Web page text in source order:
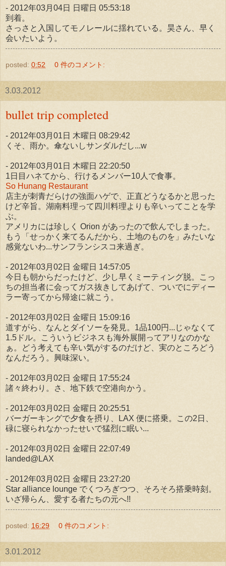
- 2012年03月04日 日曜日 05:53:18
到着。
さっさと入国してモノレールに揺れている。昊さん、早く
会いたいよう。
posted: 0:52 0 件のコメント:
3.03.2012
bullet trip completed
- 2012年03月01日 木曜日 08:29:42
くそ、雨か。傘ないしサンダルだし...w
- 2012年03月01日 木曜日 22:20:50
1日目ハネてから、行けるメンバー10人で食事。
So Hunang Restaurant
店主が刺青だらけの強面ハゲで、正直どうなるかと思った
けど辛旨。湖南料理って四川料理よりも辛いってことを学
ぶ。
アメリカには珍しく Orion があったので飲んでしまった。
もう「せっかく来てるんだから、土地のものを」みたいな
感覚ないわ...サンフランシスコ来過ぎ。
- 2012年03月02日 金曜日 14:57:05
今日も朝からだったけど、少し早くミーティング脱。こっ
ちの担当者に会ってガス抜きしてあげて、ついでにディー
ラー寄ってから帰途に就こう。
- 2012年03月02日 金曜日 15:09:16
道すがら、なんとダイソーを発見。1品100円...じゃなくて
1.5ドル。こういうビジネスも海外展開ってアリなのかな
ぁ。どう考えても辛い気がするのだけど、実のところどう
なんだろう。興味深い。
- 2012年03月02日 金曜日 17:55:24
諸々終わり。さ、地下鉄で空港向かう。
- 2012年03月02日 金曜日 20:25:51
バーガーキングで夕食を摂り、LAX 便に搭乗。この2日、
碌に寝られなかったせいで猛烈に眠い...
- 2012年03月02日 金曜日 22:07:49
landed@LAX
- 2012年03月02日 金曜日 23:27:20
Star alliance lounge でくつろぎつつ、そろそろ搭乗時刻。
いざ帰らん、愛する者たちの元へ!!
posted: 16:29 0 件のコメント:
3.01.2012